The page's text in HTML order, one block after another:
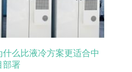
什么比液冷方案更适合中
部署